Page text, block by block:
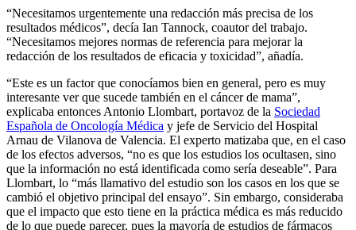
“Necesitamos urgentemente una redacción más precisa de los
resultados médicos”, decía Ian Tannock, coautor del trabajo.
“Necesitamos mejores normas de referencia para mejorar la
redacción de los resultados de eficacia y toxicidad”, añadía.
“Este es un factor que conocíamos bien en general, pero es muy
interesante ver que sucede también en el cáncer de mama”,
explicaba entonces Antonio Llombart, portavoz de la Sociedad
Española de Oncología Médica y jefe de Servicio del Hospital
Arnau de Vilanova de Valencia. El experto matizaba que, en el caso
de los efectos adversos, “no es que los estudios los ocultasen, sino
que la información no está identificada como sería deseable”. Para
Llombart, lo “más llamativo del estudio son los casos en los que se
cambió el objetivo principal del ensayo”. Sin embargo, consideraba
que el impacto que esto tiene en la práctica médica es más reducido
de lo que puede parecer, pues la mayoría de estudios de fármacos